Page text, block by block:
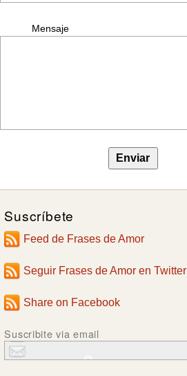
Mensaje
Suscríbete
Feed de Frases de Amor
Seguir Frases de Amor en Twitter
Share on Facebook
Suscribite via email